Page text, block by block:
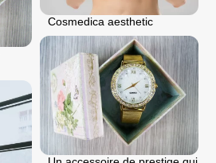
Cosmedica aesthetic